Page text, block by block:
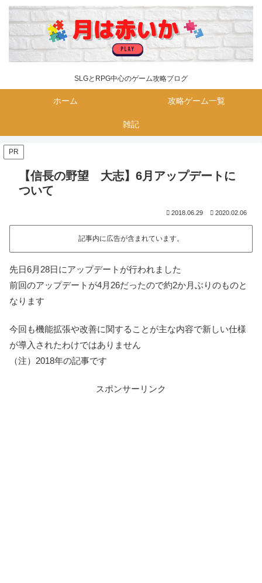
SLGとRPG中心のゲーム攻略ブログ
ホーム 攻略ゲーム一覧
雑記
PR
【信長の野望 大志】6月アップデートに
ついて
2018.06.29 2020.02.06
記事内に広告が含まれています。
先日6月28日にアップデートが行われました
前回のアップデートが4月26だったので約2か月ぶりのものと
なります
今回も機能拡張や改善に関することが主な内容で新しい仕様
が導入されたわけではありません
（注）2018年の記事です
スポンサーリンク